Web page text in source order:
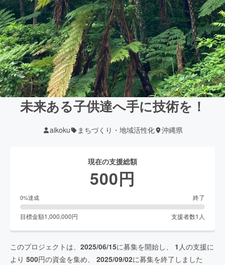
未来ある子供達へ手に技術を！
aikoku まちづくり・地域活性化 沖縄県
現在の支援総額
500円
0%達成 終了
目標金額1,000,000円 支援者数1 人
このプロジェクトは、 2025/06/15に募集を開始し、 1 人の支援に
より 500円の資金を集め、 2025/09/02に募集を終了しました